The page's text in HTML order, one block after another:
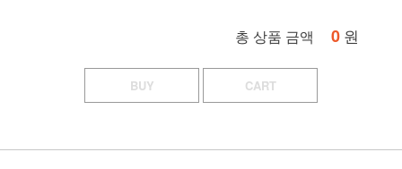
총 상품 금액 0 원
BUY CART